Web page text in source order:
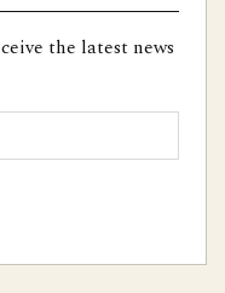
the latest news